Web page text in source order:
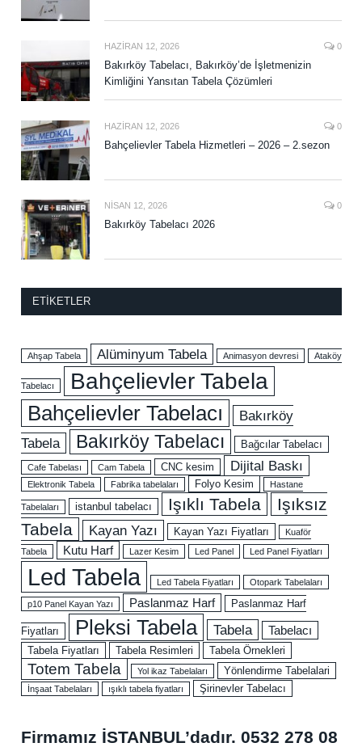
HAZIRAN 12, 2026 0
Bakırköy Tabelacı, Bakırköy’de İşletmenizin
Kimliğini Yansıtan Tabela Çözümleri
HAZIRAN 12, 2026 0
Bahçelievler Tabela Hizmetleri – 2026 – 2.sezon
NISAN 12, 2026 0
Bakırköy Tabelacı 2026
ETIKETLER
Ahşap Tabela Alüminyum Tabela Animasyon devresi Ataköy
Tabelacı Bahçelievler Tabela
Bahçelievler Tabelacı
Bakırköy
Tabela
Bakırköy Tabelacı Bağcılar Tabelacı
Cafe Tabelası Cam Tabela CNC kesim Dijital Baskı
Elektronik Tabela Fabrika tabelaları Folyo Kesim Hastane
Tabelaları istanbul tabelacı Işıklı Tabela
Işıksız
Tabela
Kayan Yazı Kayan Yazı Fiyatları
Kuaför
Tabela
Kutu Harf Lazer Kesim Led Panel Led Panel Fiyatları
Led Tabela Led Tabela Fiyatları Otopark Tabelaları
p10 Panel Kayan Yazı Paslanmaz Harf Paslanmaz Harf
Fiyatları Pleksi Tabela Tabela Tabelacı
Tabela Fiyatları Tabela Resimleri Tabela Örnekleri
Totem Tabela Yol ikaz Tabelaları Yönlendirme Tabelalari
İnşaat Tabelaları ışıklı tabela fiyatları Şirinevler Tabelacı
Firmamız İSTANBUL’dadır. 0532 278 08